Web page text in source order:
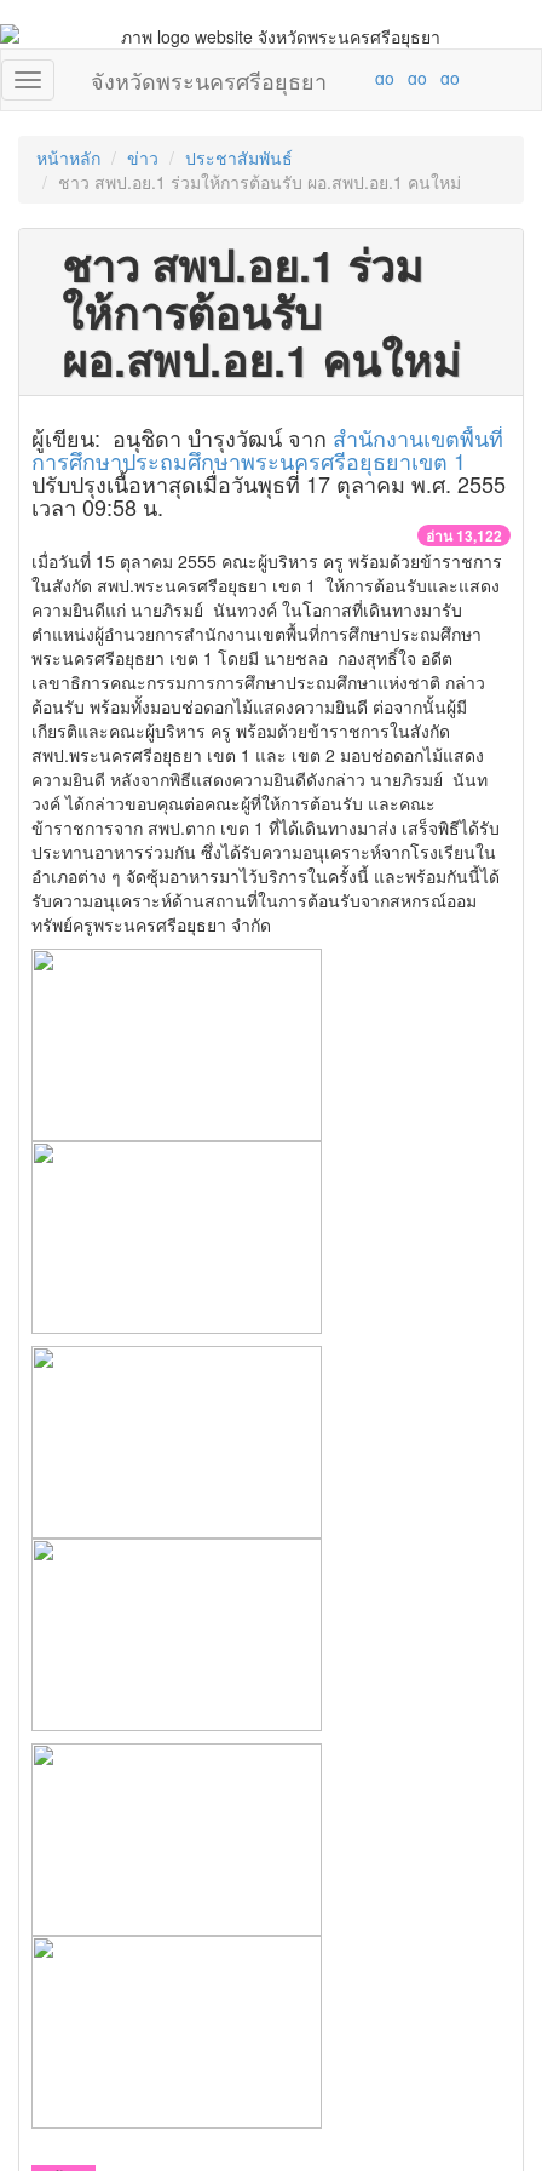
จังหวัดพระนครศรีอยุธยา
หน้าหลัก ข่าว
ประชาสัมพันธ์
ชาว สพป.อย.1 ร่วมให้การต้อนรับ ผอ.สพป.อย.1 คนใหม่
ชาว สพป.อย.1 ร่วม
ให้การต้อนรับ
ผอ.สพป.อย.1 คนใหม่
ผู้เขียน: อนุชิดา บำรุงวัฒน์ จาก สำนักงานเขตพื้นที่
การศึกษาประถมศึกษาพระนครศรีอยุธยาเขต 1
ปรับปรุงเนื้อหาสุดเมื่อวันพุธที่ 17 ตุลาคม พ.ศ. 2555
เวลา 09:58 น.
อ่าน 13,122
เมื่อวันที่ 15 ตุลาคม 2555 คณะผู้บริหาร ครู พร้อมด้วยข้าราชการ
ในสังกัด สพป.พระนครศรีอยุธยา เขต 1 ให้การต้อนรับและแสดง
ความยินดีแก่ นายภิรมย์ นันทวงค์ ในโอกาสที่เดินทางมารับ
ตำแหน่งผู้อำนวยการสำนักงานเขตพื้นที่การศึกษาประถมศึกษา
พระนครศรีอยุธยา เขต 1 โดยมี นายชลอ กองสุทธิ์ใจ อดีต
เลขาธิการคณะกรรมการการศึกษาประถมศึกษาแห่งชาติ กล่าว
ต้อนรับ พร้อมทั้งมอบช่อดอกไม้แสดงความยินดี ต่อจากนั้นผู้มี
เกียรติและคณะผู้บริหาร ครู พร้อมด้วยข้าราชการในสังกัด
สพป.พระนครศรีอยุธยา เขต 1 และ เขต 2 มอบช่อดอกไม้แสดง
ความยินดี หลังจากพิธีแสดงความยินดีดังกล่าว นายภิรมย์ นันท
วงค์ ได้กล่าวขอบคุณต่อคณะผู้ที่ให้การต้อนรับ และคณะ
ข้าราชการจาก สพป.ตาก เขต 1 ที่ได้เดินทางมาส่ง เสร็จพิธีได้รับ
ประทานอาหารร่วมกัน ซึ่งได้รับความอนุเคราะห์จากโรงเรียนใน
อำเภอต่าง ๆ จัดซุ้มอาหารมาไว้บริการในครั้งนี้ และพร้อมกันนี้ได้
รับความอนุเคราะห์ด้านสถานที่ในการต้อนรับจากสหกรณ์ออม
ทรัพย์ครูพระนครศรีอยุธยา จำกัด